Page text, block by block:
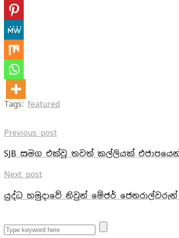
Tags: featured
Previous post
SJB සමග එක්වූ තවත් කල්ලියක්
Next post
යුද්ධ හමුදාවේ නිවුන් මේජර් ජෙනරාල්වරුන්